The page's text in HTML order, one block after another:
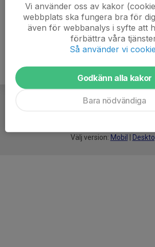
Välj version: Mobil
Vi använder oss av kakor
webbplats ska fungera bra för
även för webbanalys i syfte att
förbättra våra
Så använder vi
Godkänn alla kakor
Bara nödvändiga